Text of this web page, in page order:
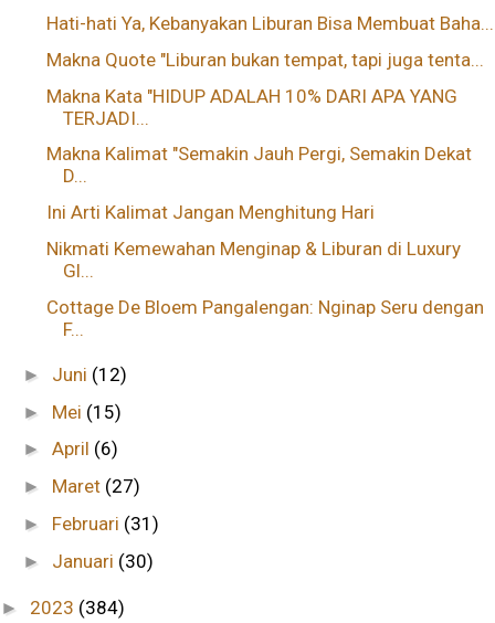
Hati-hati Ya, Kebanyakan Liburan Bisa Membuat Baha...
Makna Quote "Liburan bukan tempat, tapi juga tenta...
Makna Kata "HIDUP ADALAH 10% DARI APA YANG
TERJADI...
Makna Kalimat "Semakin Jauh Pergi, Semakin Dekat
D...
Ini Arti Kalimat Jangan Menghitung Hari
Nikmati Kemewahan Menginap & Liburan di Luxury
Gl...
Cottage De Bloem Pangalengan: Nginap Seru dengan
F...
► Juni (12)
► Mei (15)
►April (6)
► Maret (27)
► Februari (31)
► Januari (30)
► 2023 (384)